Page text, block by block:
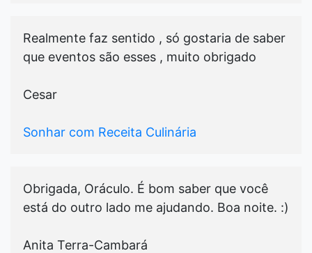
Realmente faz sentido , só gostaria de saber
que eventos são esses , muito obrigado
Cesar
Sonhar com Receita Culinária
Obrigada, Oráculo. É bom saber que você
está do outro lado me ajudando. Boa noite. :)
Anita Terra-Cambará